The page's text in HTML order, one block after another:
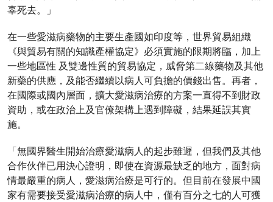
辜死去。」
在一些愛滋病藥物的主要生產國如印度等，世界貿易組織
《與貿易有關的知識產權協定》必須實施的限期將臨，加上
一些地區性 及雙邊性質的貿易協定，威脅第二線藥物及其他
新藥的供應，及能否繼續以病人可負擔的價錢出售。再者，
在國際或國內層面，擴大愛滋病治療的方案一直得不到財政
資助，或在政治上及官僚架構上遇到障礙，結果延誤其實
施。
「無國界醫生開始治療愛滋病人的起步雖遲，但我們及其他
合作伙伴已用決心證明，即使在資源最缺乏的地方，面對病
情最嚴重的病人，愛滋病治療是可行的。但目前在發展中國
家有需要接受愛滋病治療的病人中，僅有百分之七的人可獲